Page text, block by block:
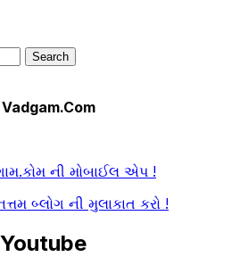
Vadgam.Com
ની મોબાઈલ એપ !
બ્લોગ ની મુલાકાત કરો !